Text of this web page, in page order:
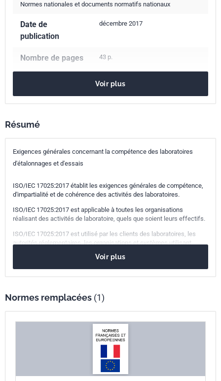
Normes nationales et documents normatifs nationaux
Date de
publication
décembre 2017
Nombre de pages 43 p.
Codes ICS
03.120.20
19.020Modes opératoires et conditions d'essai en général
Indice de
Numéro de tirage 2 - mai 2018
Parenté
ISO/IEC 17025:2017
Voir plus
Résumé
Exigences générales concernant la compétence des laboratoires
d'étalonnages et d'essais
ISO/IEC 17025:2017 établit les exigences générales de compétence,
d'impartialité et de cohérence des activités des laboratoires.
ISO/IEC 17025:2017 est applicable à toutes les organisations
réalisant des activités de laboratoire, quels que soient leurs effectifs.
ISO/IEC 17025:2017 est utilisé par les clients des laboratoires, les
autorités réglementaires, les organisations et systèmes utilisant
pour confirmer ou reconnaître la compétence des laboratoires.
Voir plus
Normes remplacées (1)